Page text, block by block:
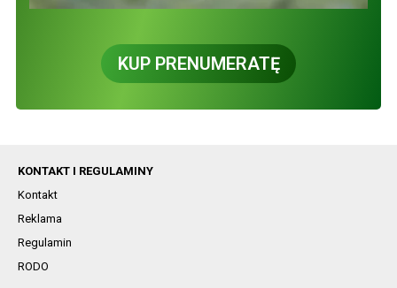
KUP PRENUMERATĘ
KONTAKT I REGULAMINY
Kontakt
Reklama
Regulamin
RODO